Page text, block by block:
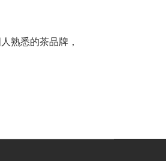
熟悉的茶品牌，